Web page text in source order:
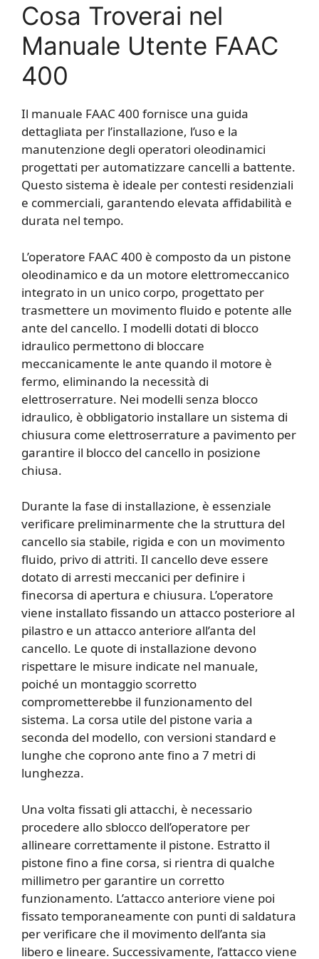
Cosa Troverai nel
Manuale Utente FAAC
400
Il manuale FAAC 400 fornisce una guida
dettagliata per l’installazione, l’uso e la
manutenzione degli operatori oleodinamici
progettati per automatizzare cancelli a battente.
Questo sistema è ideale per contesti residenziali
e commerciali, garantendo elevata affidabilità e
durata nel tempo.
L’operatore FAAC 400 è composto da un pistone
oleodinamico e da un motore elettromeccanico
integrato in un unico corpo, progettato per
trasmettere un movimento fluido e potente alle
ante del cancello. I modelli dotati di blocco
idraulico permettono di bloccare
meccanicamente le ante quando il motore è
fermo, eliminando la necessità di
elettroserrature. Nei modelli senza blocco
idraulico, è obbligatorio installare un sistema di
chiusura come elettroserrature a pavimento per
garantire il blocco del cancello in posizione
chiusa.
Durante la fase di installazione, è essenziale
verificare preliminarmente che la struttura del
cancello sia stabile, rigida e con un movimento
fluido, privo di attriti. Il cancello deve essere
dotato di arresti meccanici per definire i
finecorsa di apertura e chiusura. L’operatore
viene installato fissando un attacco posteriore al
pilastro e un attacco anteriore all’anta del
cancello. Le quote di installazione devono
rispettare le misure indicate nel manuale,
poiché un montaggio scorretto
comprometterebbe il funzionamento del
sistema. La corsa utile del pistone varia a
seconda del modello, con versioni standard e
lunghe che coprono ante fino a 7 metri di
lunghezza.
Una volta fissati gli attacchi, è necessario
procedere allo sblocco dell’operatore per
allineare correttamente il pistone. Estratto il
pistone fino a fine corsa, si rientra di qualche
millimetro per garantire un corretto
funzionamento. L’attacco anteriore viene poi
fissato temporaneamente con punti di saldatura
per verificare che il movimento dell’anta sia
libero e lineare. Successivamente, l’attacco viene